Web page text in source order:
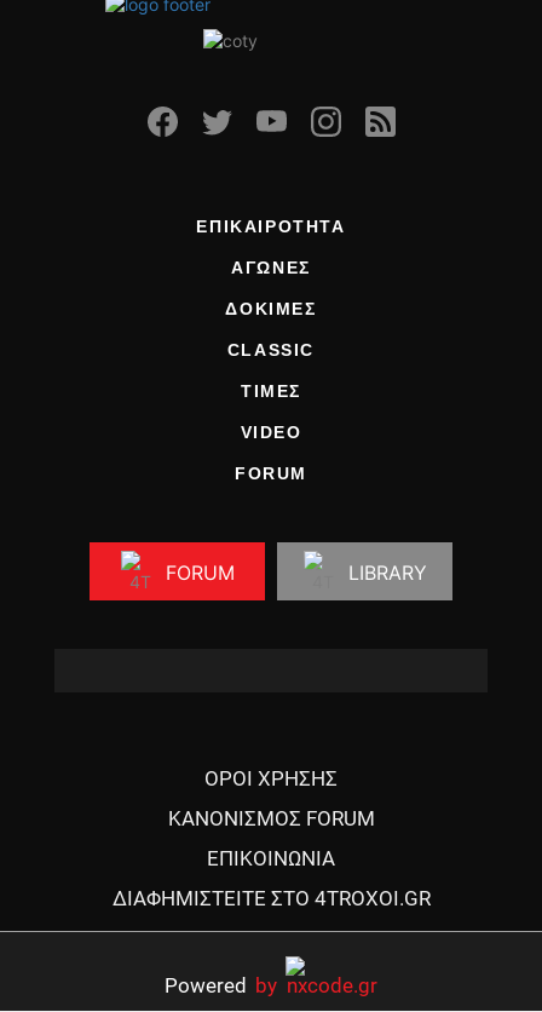
ΕΠΙΚΑΙΡΟΤΗΤΑ
ΑΓΩΝΕΣ
ΔΟΚΙΜΕΣ
CLASSIC
ΤΙΜΕΣ
VIDEO
FORUM
FORUM LIBRARY
ΟΡΟΙ ΧΡΗΣΗΣ
ΚΑΝΟΝΙΣΜΟΣ FORUM
ΕΠΙΚΟΙΝΩΝΙΑ
ΔΙΑΦΗΜΙΣΤΕΙΤΕ ΣΤΟ 4TROXOI.GR
Powered by